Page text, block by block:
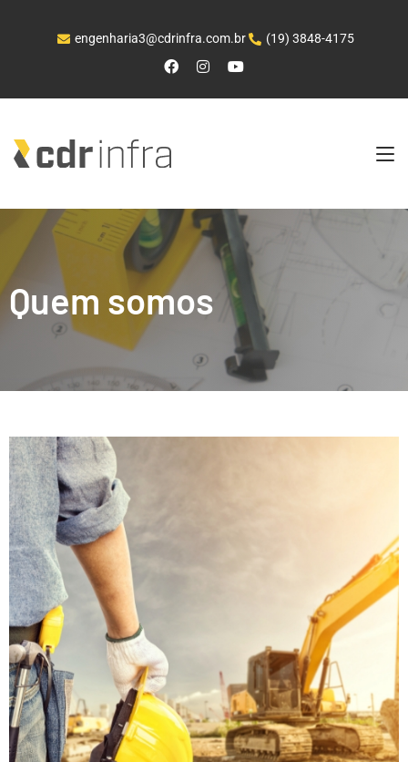
engenharia3@cdrinfra.com.br (19) 3848-4175
Quem somos